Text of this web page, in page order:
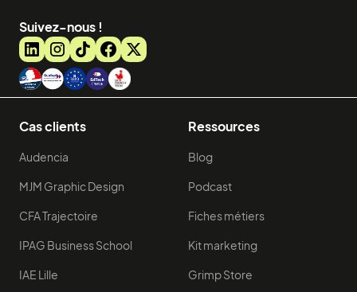
Suivez-nous !
Cas clients
Audencia
MJM Graphic Design
CFA Trajectoire
IPAG Business School
IAE Lille
Ressources
Blog
Podcast
Fiches métiers
Kit marketing
Grimp Store